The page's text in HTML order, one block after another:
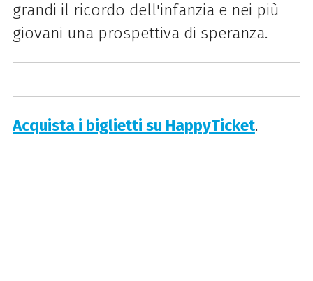
grandi il ricordo dell'infanzia e nei più
giovani una prospettiva di speranza.
Acquista i biglietti su HappyTicket.